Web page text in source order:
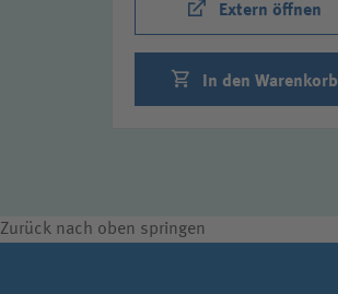
Extern öffnen
In den Warenkorb
Zurück nach oben springen